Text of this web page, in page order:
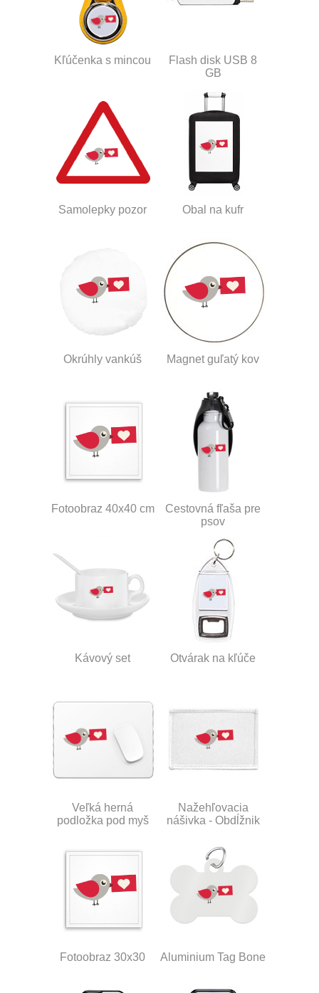
Kľúčenka s mincou
Flash disk USB 8
GB
Samolepky pozor Obal na kufr
Okrúhly vankúš Magnet guľatý kov
Fotoobraz 40x40 cm
Cestovná fľaša pre
psov
Kávový set Otvárak na kľúče
Veľká herná
podložka pod myš
Nažehľovacia
nášivka - Obdĺžnik
Fotoobraz 30x30 Aluminium Tag Bone